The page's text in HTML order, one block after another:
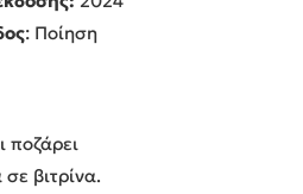
: Ποίηση
ποζάρει
βιτρίνα.